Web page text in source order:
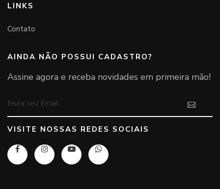
LINKS
Contato
AINDA NÃO POSSUI CADASTRO?
Assine agora e receba novidades em primeira mão!
VISITE NOSSAS REDES SOCIAIS